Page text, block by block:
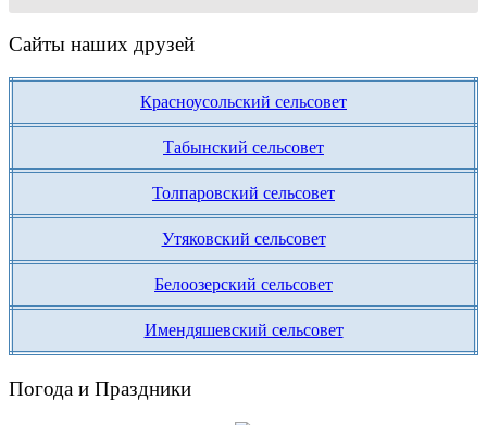
Сайты наших друзей
Красноусольский сельсовет
Табынский сельсовет
Толпаровский сельсовет
Утяковский сельсовет
Белоозерский сельсовет
Имендяшевский сельсовет
Погода и Праздники